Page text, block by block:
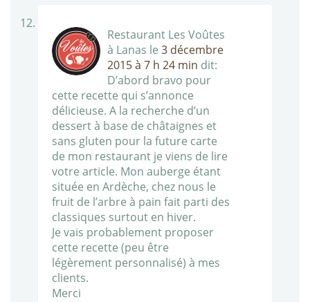
Restaurant Les Voûtes
à Lanas le 3 décembre
2015 à 7 h 24 min dit:
D’abord bravo pour
cette recette qui s’annonce
délicieuse. A la recherche d’un
dessert à base de châtaignes et
sans gluten pour la future carte
de mon restaurant je viens de lire
votre article. Mon auberge étant
située en Ardèche, chez nous le
fruit de l’arbre à pain fait parti des
classiques surtout en hiver.
Je vais probablement proposer
cette recette (peu être
légèrement personnalisé) à mes
clients.
Merci